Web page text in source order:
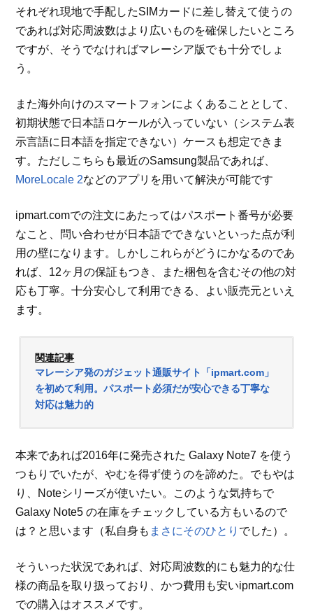
それぞれ現地で手配したSIMカードに差し替えて使うの
であれば対応周波数はより広いものを確保したいところ
ですが、そうでなければマレーシア版でも十分でしょ
う。
また海外向けのスマートフォンによくあることとして、
初期状態で日本語ロケールが入っていない（システム表
示言語に日本語を指定できない）ケースも想定できま
す。ただしこちらも最近のSamsung製品であれば、
MoreLocale 2などのアプリを用いて解決が可能です
ipmart.comでの注文にあたってはパスポート番号が必要
なこと、問い合わせが日本語でできないといった点が利
用の壁になります。しかしこれらがどうにかなるのであ
れば、12ヶ月の保証もつき、また梱包を含むその他の対
応も丁寧。十分安心して利用できる、よい販売元といえ
ます。
関連記事
マレーシア発のガジェット通販サイト「ipmart.com」
を初めて利用。パスポート必須だが安心できる丁寧な
対応は魅力的
本来であれば2016年に発売された Galaxy Note7 を使う
つもりでいたが、やむを得ず使うのを諦めた。でもやは
り、Noteシリーズが使いたい。このような気持ちで
Galaxy Note5 の在庫をチェックしている方もいるので
は？と思います（私自身も まさにそのひとり でした）。
そういった状況であれば、対応周波数的にも魅力的な仕
様の商品を取り扱っており、かつ費用も安いipmart.com
での購入はオススメです。